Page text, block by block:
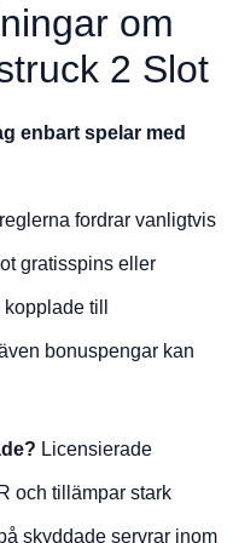
om
2 Slot
enbart spelar med
fordrar vanligtvis
gratisspins eller
till
bonuspengar kan
Licensierade
och tillämpar stark
skyddade servrar inom